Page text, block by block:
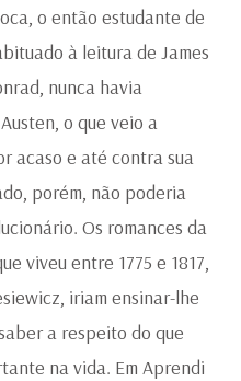
o então estudante de
à leitura de James
nunca havia
o que veio a
acaso e até contra sua
porém, não poderia
Os romances da
viveu entre 1775 e 1817,
iriam ensinar-lhe
a respeito do que
na vida. Em Aprendi